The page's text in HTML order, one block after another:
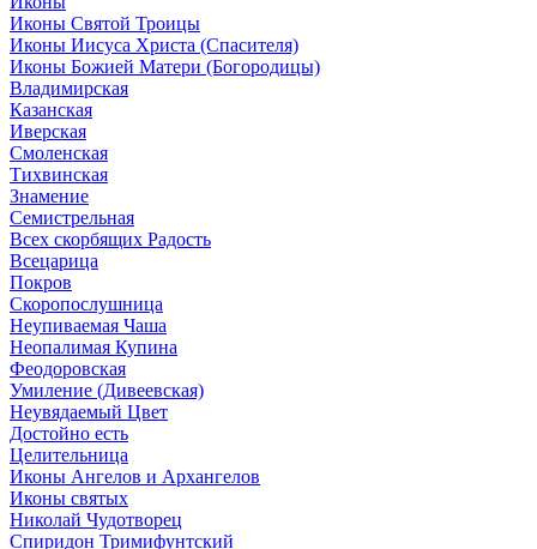
Иконы Святой Троицы
Иконы Иисуса Христа (Спасителя)
Иконы Божией Матери (Богородицы)
Владимирская
Казанская
Иверская
Смоленская
Тихвинская
Знамение
Семистрельная
Всех скорбящих Радость
Всецарица
Покров
Скоропослушница
Неупиваемая Чаша
Неопалимая Купина
Феодоровская
Умиление (Дивеевская)
Неувядаемый Цвет
Достойно есть
Целительница
Иконы Ангелов и Архангелов
Иконы святых
Николай Чудотворец
Спиридон Тримифунтский